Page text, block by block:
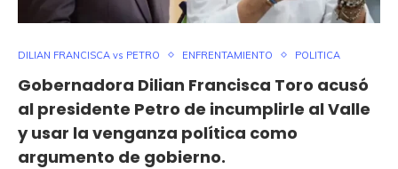
DILIAN FRANCISCA vs PETRO ENFRENTAMIENTO POLITICA
Gobernadora Dilian Francisca Toro acusó
al presidente Petro de incumplirle al Valle
y usar la venganza política como
argumento de gobierno.